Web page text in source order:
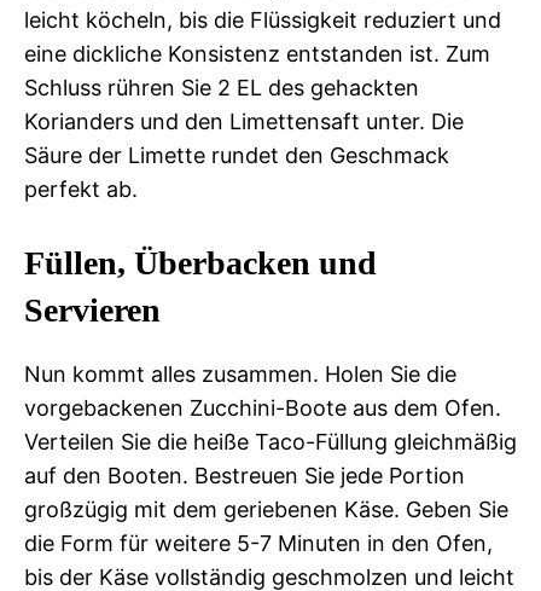
leicht köcheln, bis die Flüssigkeit reduziert und
eine dickliche Konsistenz entstanden ist. Zum
Schluss rühren Sie 2 EL des gehackten
Korianders und den Limettensaft unter. Die
Säure der Limette rundet den Geschmack
perfekt ab.
Füllen, Überbacken und
Servieren
Nun kommt alles zusammen. Holen Sie die
vorgebackenen Zucchini-Boote aus dem Ofen.
Verteilen Sie die heiße Taco-Füllung gleichmäßig
auf den Booten. Bestreuen Sie jede Portion
großzügig mit dem geriebenen Käse. Geben Sie
die Form für weitere 5-7 Minuten in den Ofen,
bis der Käse vollständig geschmolzen und leicht